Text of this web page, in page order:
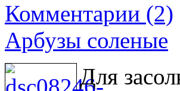
Комментарии (2)
Арбузы соленые
Для